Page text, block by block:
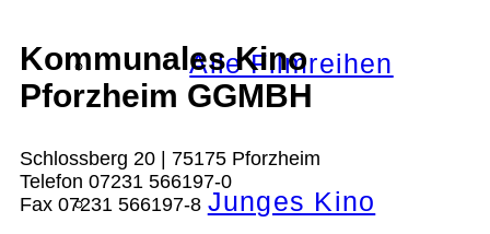
Alle Filmreihen
Junges Kino
Kommunales Kino
Pforzheim GGMBH
Schlossberg 20 | 75175 Pforzheim
Telefon 07231 566197-0
Fax 07231 566197-8